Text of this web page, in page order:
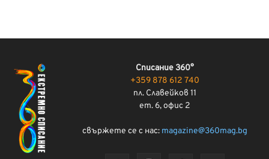
Списание 360°
+359 878 612 740
пл. Славейков 11
ет. 6, офис 2
свържете се с нас: magazine@360mag.bg